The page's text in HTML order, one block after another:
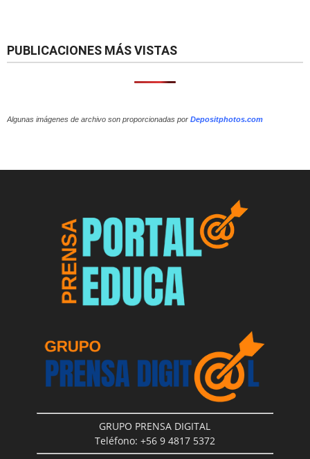
PUBLICACIONES MÁS VISTAS
Algunas imágenes de archivo son proporcionadas por Depositphotos.com
GRUPO PRENSA DIGITAL
Teléfono: +56 9 4817 5372